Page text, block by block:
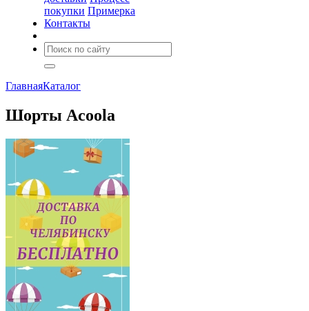
покупки Примерка
Контакты
ГлавнаяКаталог
Шорты Acoola